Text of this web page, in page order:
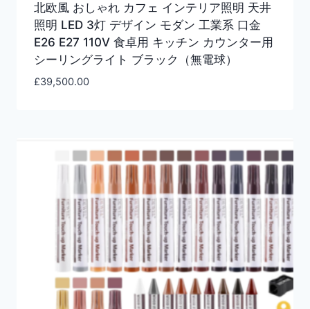
北欧風 おしゃれ カフェ インテリア照明 天井
照明 LED 3灯 デザイン モダン 工業系 口金
E26 E27 110V 食卓用 キッチン カウンター用
シーリングライト ブラック（無電球）
£39,500.00